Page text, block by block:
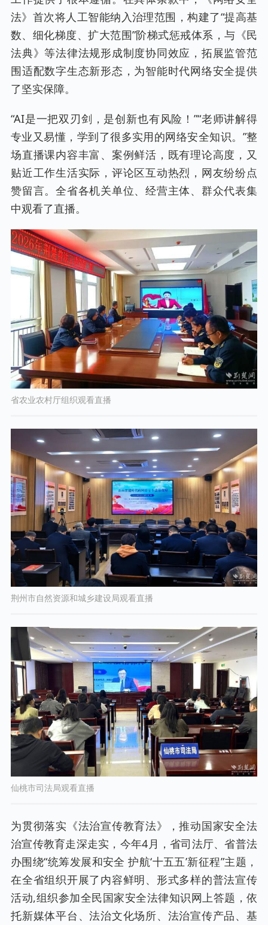
法》首次将人工智能纳入治理范围，构建了“提高基
数、细化梯度、扩大范围”阶梯式惩戒体系，与《民
法典》等法律法规形成制度协同效应，拓展监管范
围适配数字生态新形态，为智能时代网络安全提供
了坚实保障。
“AI是一把双刃剑，是创新也有风险！”“老师讲解得
专业又易懂，学到了很多实用的网络安全知识。”整
场直播课内容丰富、案例鲜活，既有理论高度，又
贴近工作生活实际，评论区互动热烈，网友纷纷点
赞留言。全省各机关单位、经营主体、群众代表集
中观看了直播。
省农业农村厅组织观看直播
荆州市自然资源和城乡建设局观看直播
仙桃市司法局观看直播
为贯彻落实《法治宣传教育法》，推动国家安全法
治宣传教育走深走实，今年4月，省司法厅、省普法
办围绕“统筹发展和安全 护航‘十五五’新征程”主题，
在全省组织开展了内容鲜明、形式多样的普法宣传
活动,组织参加全民国家安全法律知识网上答题，依
托新媒体平台、法治文化场所、法治宣传产品、基